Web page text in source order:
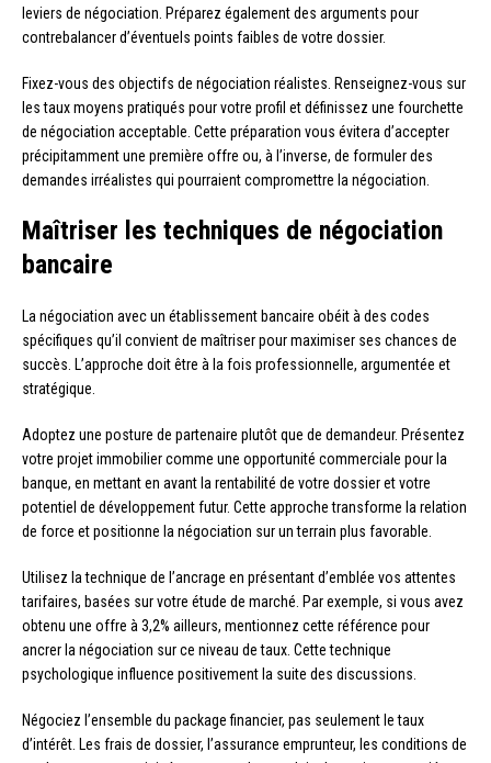
leviers de négociation. Préparez également des arguments pour
contrebalancer d’éventuels points faibles de votre dossier.
Fixez-vous des objectifs de négociation réalistes. Renseignez-vous sur
les taux moyens pratiqués pour votre profil et définissez une fourchette
de négociation acceptable. Cette préparation vous évitera d’accepter
précipitamment une première offre ou, à l’inverse, de formuler des
demandes irréalistes qui pourraient compromettre la négociation.
Maîtriser les techniques de négociation
bancaire
La négociation avec un établissement bancaire obéit à des codes
spécifiques qu’il convient de maîtriser pour maximiser ses chances de
succès. L’approche doit être à la fois professionnelle, argumentée et
stratégique.
Adoptez une posture de partenaire plutôt que de demandeur. Présentez
votre projet immobilier comme une opportunité commerciale pour la
banque, en mettant en avant la rentabilité de votre dossier et votre
potentiel de développement futur. Cette approche transforme la relation
de force et positionne la négociation sur un terrain plus favorable.
Utilisez la technique de l’ancrage en présentant d’emblée vos attentes
tarifaires, basées sur votre étude de marché. Par exemple, si vous avez
obtenu une offre à 3,2% ailleurs, mentionnez cette référence pour
ancrer la négociation sur ce niveau de taux. Cette technique
psychologique influence positivement la suite des discussions.
Négociez l’ensemble du package financier, pas seulement le taux
d’intérêt. Les frais de dossier, l’assurance emprunteur, les conditions de